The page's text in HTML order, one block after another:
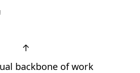
↑
backbone of work